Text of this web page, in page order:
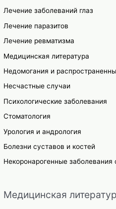
Лечение заболеваний глаз
Лечение паразитов
Лечение ревматизма
Медицинская литература
Недомогания и
Несчастные случаи
Психологические заболевания
Стоматология
Урология и андрология
Болезни суставов и костей
Некоронарогенные заболевания
Медицинская